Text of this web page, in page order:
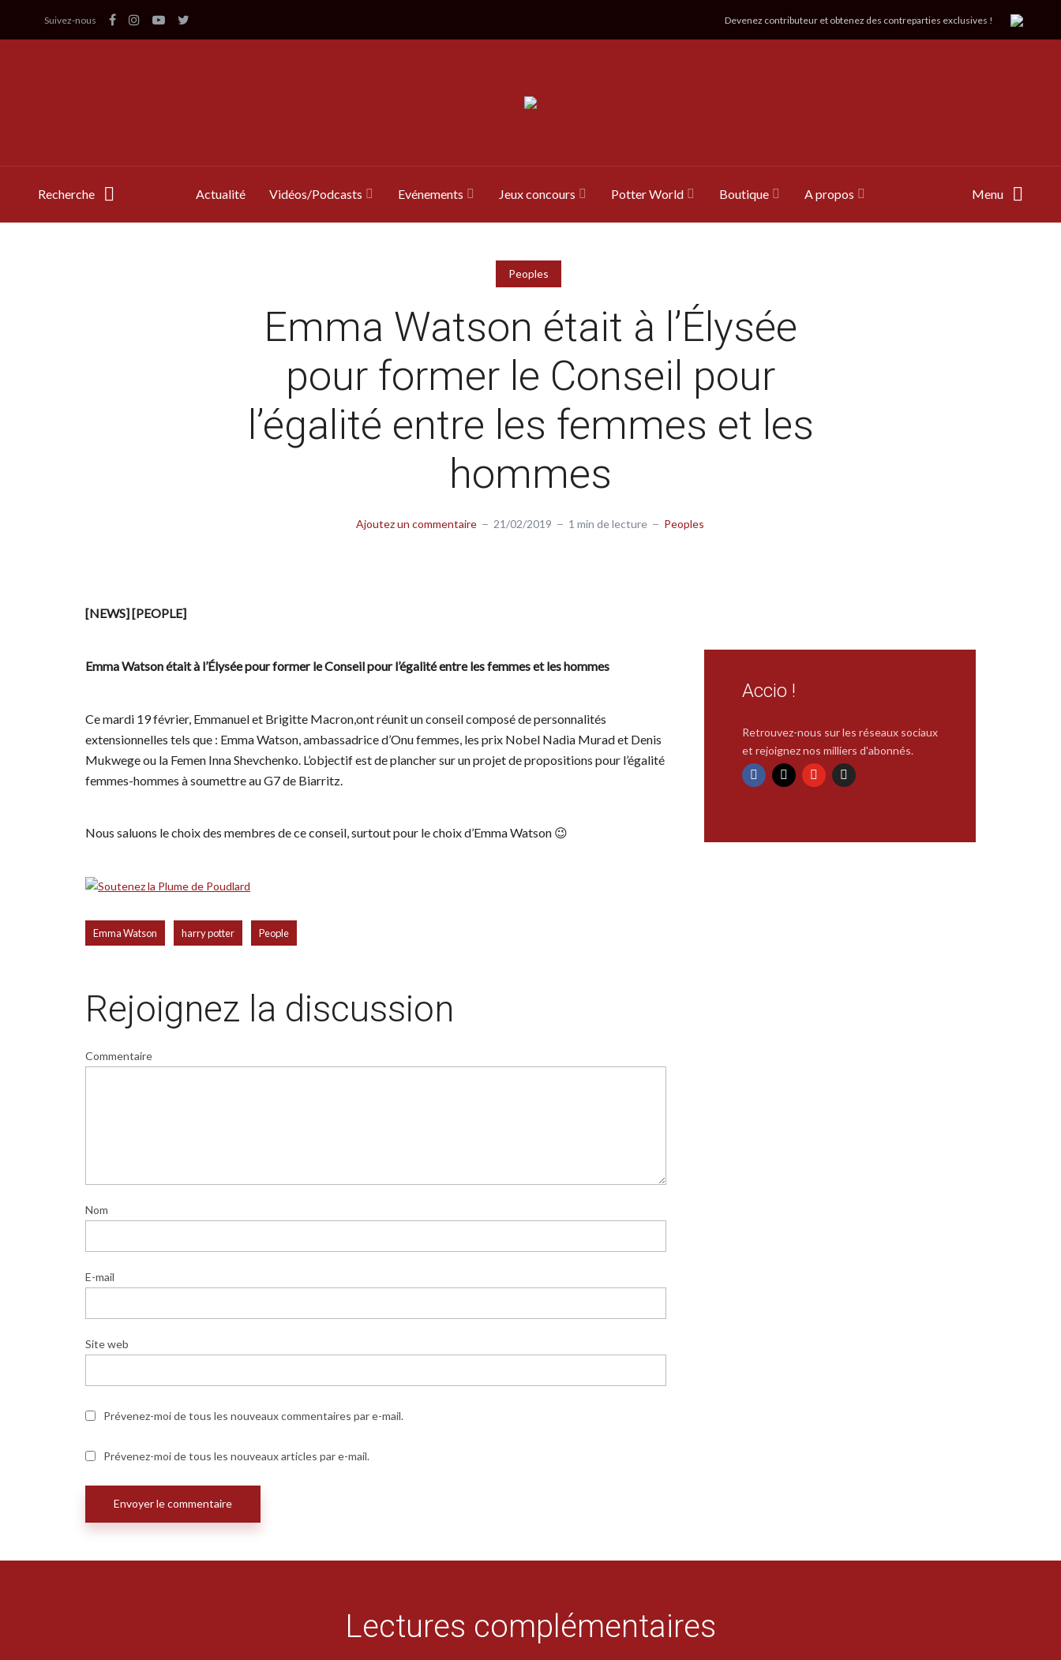
Suivez-nous Devenez contributeur et obtenez des contreparties exclusives !
Recherche Actualité Vidéos/Podcasts Evénements Jeux concours Potter World Boutique A propos Menu
Peoples
Emma Watson était à l’Élysée
pour former le Conseil pour
l’égalité entre les femmes et les
hommes
Ajoutez un commentaire 21/02/2019 1 min de lecture Peoples
[NEWS] [PEOPLE]
Emma Watson était à l’Élysée pour former le Conseil pour l’égalité entre les femmes et les hommes
Ce mardi 19 février, Emmanuel et Brigitte Macron,ont réunit un conseil composé de personnalités
extensionnelles tels que : Emma Watson, ambassadrice d’Onu femmes, les prix Nobel Nadia Murad et Denis
Mukwege ou la Femen Inna Shevchenko. L’objectif est de plancher sur un projet de propositions pour l’égalité
femmes-hommes à soumettre au G7 de Biarritz.
Nous saluons le choix des membres de ce conseil, surtout pour le choix d’Emma Watson 😉
Emma Watson harry potter People
Rejoignez la discussion
Commentaire
Nom
E-mail
Site web
Prévenez-moi de tous les nouveaux commentaires par e-mail.
Prévenez-moi de tous les nouveaux articles par e-mail.
Accio !
Retrouvez-nous sur les réseaux sociaux
et rejoignez nos milliers d'abonnés.
Lectures complémentaires